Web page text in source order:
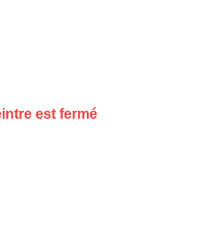
est fermé